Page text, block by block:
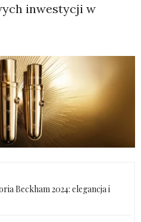
inwestycji w
Beckham 2024: elegancja i